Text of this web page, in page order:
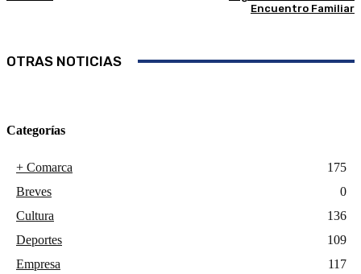
Encuentro Familiar
OTRAS NOTICIAS
Categorías
+ Comarca
175
Breves
0
Cultura
136
Deportes
109
Empresa
117